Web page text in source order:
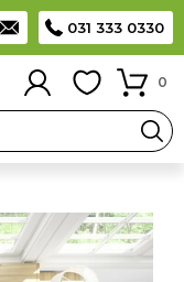
(detalii) Producător
031 333 0330
0